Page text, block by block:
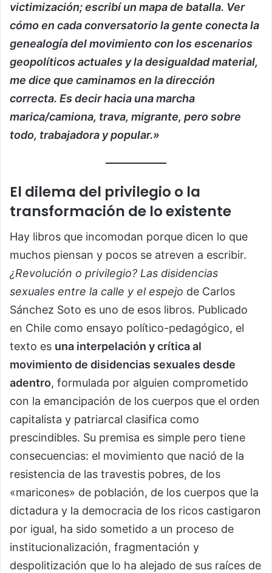
victimización; escribí un mapa de batalla. Ver
cómo en cada conversatorio la gente conecta la
genealogía del movimiento con los escenarios
geopolíticos actuales y la desigualdad material,
me dice que caminamos en la dirección
correcta. Es decir hacia una marcha
marica/camiona, trava, migrante, pero sobre
todo, trabajadora y popular.»
El dilema del privilegio o la
transformación de lo existente
Hay libros que incomodan porque dicen lo que
muchos piensan y pocos se atreven a escribir.
¿Revolución o privilegio? Las disidencias
sexuales entre la calle y el espejo de Carlos
Sánchez Soto es uno de esos libros. Publicado
en Chile como ensayo político-pedagógico, el
texto es una interpelación y crítica al
movimiento de disidencias sexuales desde
adentro, formulada por alguien comprometido
con la emancipación de los cuerpos que el orden
capitalista y patriarcal clasifica como
prescindibles. Su premisa es simple pero tiene
consecuencias: el movimiento que nació de la
resistencia de las travestis pobres, de los
«maricones» de población, de los cuerpos que la
dictadura y la democracia de los ricos castigaron
por igual, ha sido sometido a un proceso de
institucionalización, fragmentación y
despolitización que lo ha alejado de sus raíces de